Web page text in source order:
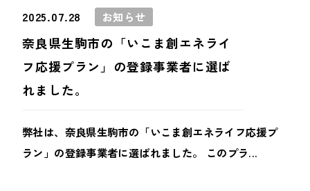
2025.07.28 お知らせ
奈良県生駒市の「いこま創エネライ
フ応援プラン」の登録事業者に選ば
れました。
弊社は、奈良県生駒市の「いこま創エネライフ応援プ
ラン」の登録事業者に選ばれました。 このプラ...